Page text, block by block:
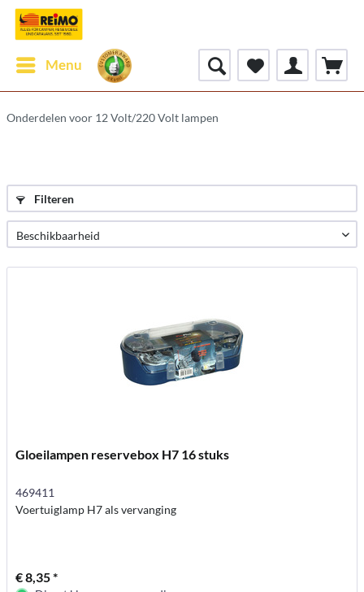
Menu
Onderdelen voor 12 Volt/220 Volt lampen
Filteren
Gloeilampen reservebox H7 16 stuks
469411
Voertuiglamp H7 als vervanging
€ 8,35 *